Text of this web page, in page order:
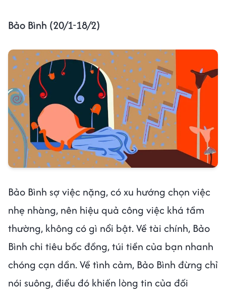
Bảo Bình (20/1-18/2)
Bảo Bình sợ việc nặng, có xu hướng chọn việc
nhẹ nhàng, nên hiệu quả công việc khá tầm
thường, không có gì nổi bật. Về tài chính, Bảo
Bình chi tiêu bốc đồng, túi tiền của bạn nhanh
chóng cạn dần. Về tình cảm, Bảo Bình đừng chỉ
nói suông, điều đó khiến lòng tin của đối